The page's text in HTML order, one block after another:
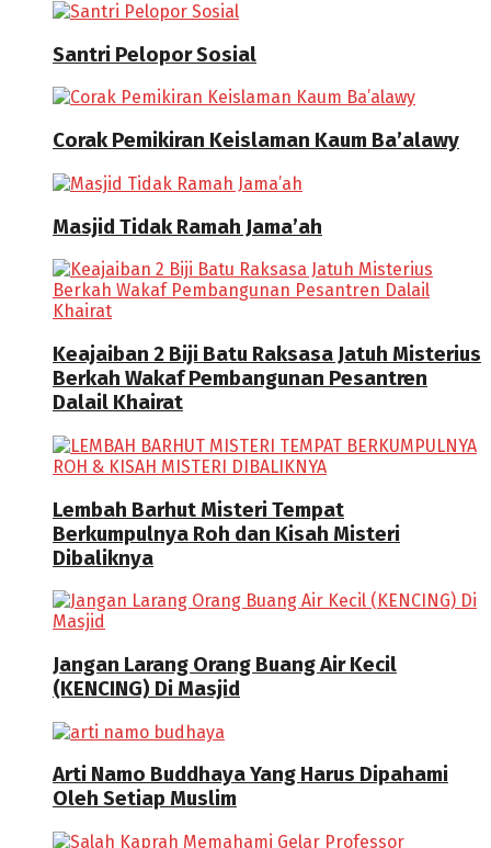
Santri Pelopor Sosial
Corak Pemikiran Keislaman Kaum Ba’alawy
Masjid Tidak Ramah Jama’ah
Keajaiban 2 Biji Batu Raksasa Jatuh Misterius
Berkah Wakaf Pembangunan Pesantren
Dalail Khairat
Lembah Barhut Misteri Tempat
Berkumpulnya Roh dan Kisah Misteri
Dibaliknya
Jangan Larang Orang Buang Air Kecil
(KENCING) Di Masjid
Arti Namo Buddhaya Yang Harus Dipahami
Oleh Setiap Muslim